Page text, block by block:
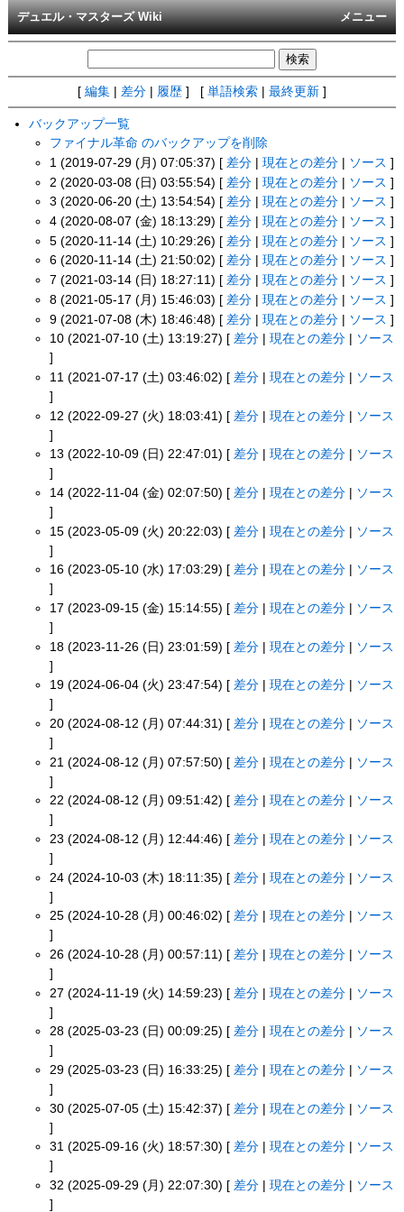
メニュー
デュエル・マスターズ Wiki
[ 編集 差分 履歴 ] [ 単語検索 最終更新 ]
バックアップ一覧
ファイナル革命 のバックアップを削除
1 (2019-07-29 (月) 07:05:37) [ 差分 |現在との差分 ソース ]
2 (2020-03-08 (日) 03:55:54) [ 差分 |現在との差分 ソース ]
3 (2020-06-20 (土) 13:54:54) [ 差分 |現在との差分 ソース ]
4 (2020-08-07 (金) 18:13:29) [ 差分 |現在との差分 ソース ]
5 (2020-11-14 (土) 10:29:26) [ 差分 |現在との差分 ソース ]
6 (2020-11-14 (土) 21:50:02) [ 差分 |現在との差分 ソース ]
7 (2021-03-14 (日) 18:27:11) [ 差分 |現在との差分 ソース ]
8 (2021-05-17 (月) 15:46:03) [ 差分 |現在との差分 ソース ]
9 (2021-07-08 (木) 18:46:48) [ 差分 |現在との差分 | ソース ]
10 (2021-07-10 (土) 13:19:27) [ 差分 |現在との差分
ソース
]
11 (2021-07-17 (土) 03:46:02) [ 差分 |現在との差分
ソース
]
12 (2022-09-27 (火) 18:03:41) [ 差分 |現在との差分 | ソース
]
13 (2022-10-09 (日) 22:47:01) [ 差分 |現在との差分
ソース
]
14 (2022-11-04 (金) 02:07:50) [ 差分 |現在との差分
ソース
]
15 (2023-05-09 (火) 20:22:03) [ 差分 |現在との差分 | ソース
]
16 (2023-05-10 (水) 17:03:29) [ 差分 |現在との差分
ソース
]
17 (2023-09-15 (金) 15:14:55) [ 差分 |現在との差分
ソース
]
18 (2023-11-26 (日) 23:01:59) [ 差分 |現在との差分 | ソース
]
19 (2024-06-04 (火) 23:47:54) [ 差分 |現在との差分
ソース
]
20 (2024-08-12 (月) 07:44:31) [ 差分 |現在との差分
ソース
]
21 (2024-08-12 (月) 07:57:50) [ 差分 |現在との差分 | ソース
]
22 (2024-08-12 (月) 09:51:42) [ 差分 |現在との差分
ソース
]
23 (2024-08-12 (月) 12:44:46) [ 差分 |現在との差分
ソース
]
24 (2024-10-03 (木) 18:11:35) [ 差分 |現在との差分 | ソース
]
25 (2024-10-28 (月) 00:46:02) [ 差分 |現在との差分
ソース
]
26 (2024-10-28 (月) 00:57:11) [ 差分 |現在との差分
ソース
]
27 (2024-11-19 (火) 14:59:23) [ 差分 |現在との差分 | ソース
]
28 (2025-03-23 (日) 00:09:25) [ 差分 |現在との差分
ソース
]
29 (2025-03-23 (日) 16:33:25) [ 差分 |現在との差分
ソース
]
30 (2025-07-05 (土) 15:42:37) [ 差分 |現在との差分 | ソース
]
31 (2025-09-16 (火) 18:57:30) [ 差分 |現在との差分
ソース
]
32 (2025-09-29 (月) 22:07:30) [ 差分 |現在との差分
ソース
]